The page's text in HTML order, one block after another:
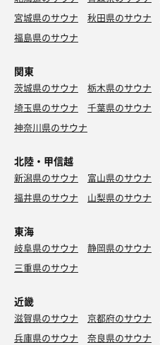
宮城県のサウナ
秋田県のサウナ
福島県のサウナ
関東
茨城県のサウナ 栃木県のサウナ
埼玉県のサウナ
千葉県のサウナ
神奈川県のサウナ
北陸・甲信越
新潟県のサウナ 富山県のサウナ
福井県のサウナ
山梨県のサウナ
東海
岐阜県のサウナ 静岡県のサウナ
三重県のサウナ
近畿
滋賀県のサウナ 京都府のサウナ
兵庫県のサウナ
奈良県のサウナ